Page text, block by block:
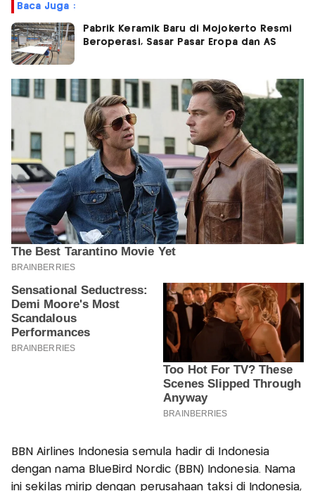
Baca Juga :
Pabrik Keramik Baru di Mojokerto Resmi
Beroperasi, Sasar Pasar Eropa dan AS
BBN Airlines Indonesia semula hadir di Indonesia
dengan nama BlueBird Nordic (BBN) Indonesia. Nama
ini sekilas mirip dengan perusahaan taksi di Indonesia,